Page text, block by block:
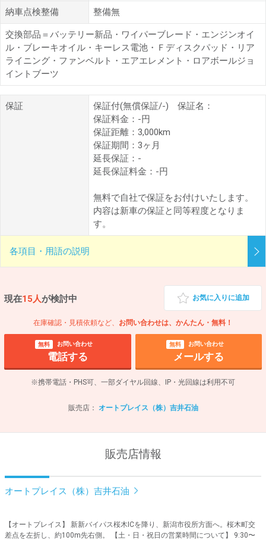
納車点検整備 整備無
交換部品＝バッテリー新品・ワイパーブレード・エンジンオイ
ル・ブレーキオイル・キーレス電池・Ｆディスクパッド・リア
ライニング・ファンベルト・エアエレメント・ロアボールジョ
イントブーツ
保証
保証付(無償保証/-) 保証名：
保証料金：-円
保証距離：3,000km
保証期間：3ヶ月
延長保証：-
延長保証料金：-円
無料で自社で保証をお付けいたします。
内容は新車の保証と同等程度となりま
す。
各項目・用語の説明
現在15人が検討中 お気に入りに追加
在庫確認・見積依頼など、 お問い合わせは、かんたん・無料！
無料 お問い合わせ
電話する
無料 お問い合わせ
メールする
※携帯電話・PHS可、一部ダイヤル回線、IP・光回線は利用不可
販売店： オートプレイス（株）吉井石油
販売店情報
オートプレイス（株）吉井石油
【オートプレイス】 新新バイパス桜木ICを降り、新潟市役所方面へ。桜木町交
差点を左折し、約100m先右側。 【土・日・祝日の営業時間について】 9:30〜